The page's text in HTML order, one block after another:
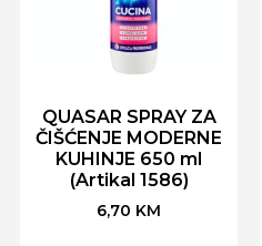
QUASAR SPRAY ZA
ČIŠĆENJE MODERNE
KUHINJE 650 ml
(Artikal 1586)
6,70 KM